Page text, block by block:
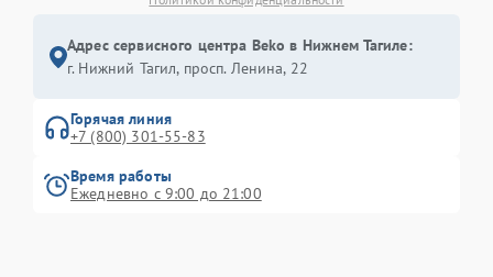
Адрес сервисного центра Beko в Нижнем Тагиле:
г. Нижний Тагил, просп. Ленина, 22
Горячая линия
+7 (800) 301-55-83
Время работы
Ежедневно с 9:00 до 21:00